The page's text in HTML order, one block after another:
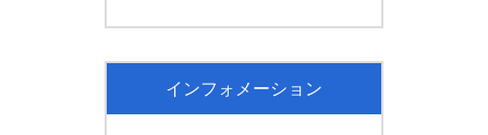
インフォメーション